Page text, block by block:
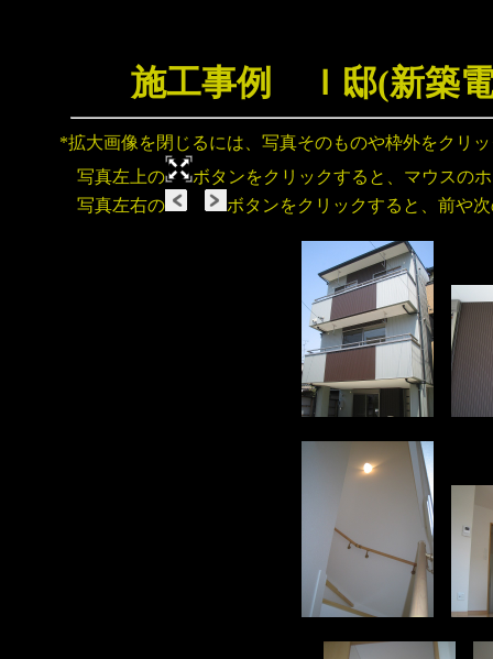
施工事例 Ｉ邸(新築
*拡大画像を閉じるには、写真そのものや枠外をクリ
写真左上の
ボタンをクリックすると、マウスの
写真左右の
ボタンをクリックすると、前や